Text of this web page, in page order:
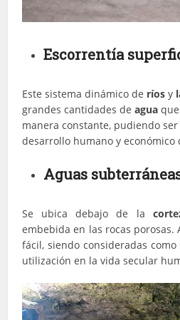
Escorrentía
Este sistema dinámico de ríos y
grandes cantidades deagua
manera constante, pudiendo
desarrollo humano y económico
Aguas
Se ubica debajo de la
embebida en las rocas porosas.
fácil, siendo consideradas
utilización en la vida secular